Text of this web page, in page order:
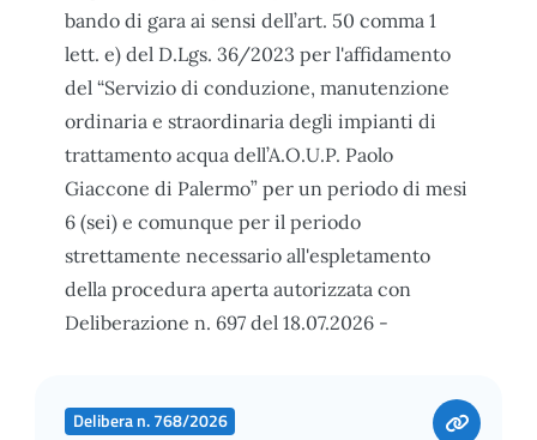
bando di gara ai sensi dell’art. 50 comma 1
lett. e) del D.Lgs. 36/2023 per l'affidamento
del “Servizio di conduzione, manutenzione
ordinaria e straordinaria degli impianti di
trattamento acqua dell’A.O.U.P. Paolo
Giaccone di Palermo” per un periodo di mesi
6 (sei) e comunque per il periodo
strettamente necessario all'espletamento
della procedura aperta autorizzata con
Deliberazione n. 697 del 18.07.2026 -
Delibera n. 768/2026